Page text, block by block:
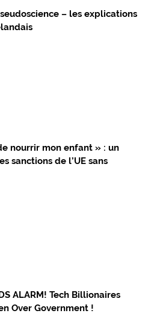
– les explications
nourrir mon enfant » : un
sanctions de l’UE sans
ALARM! Tech Billionaires
Over Government !